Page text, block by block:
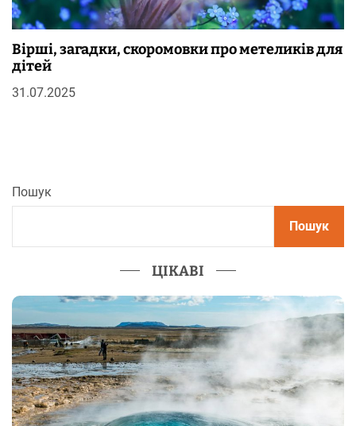
Вірші, загадки, скоромовки про метеликів для
дітей
31.07.2025
Пошук
Пошук
ЦІКАВІ